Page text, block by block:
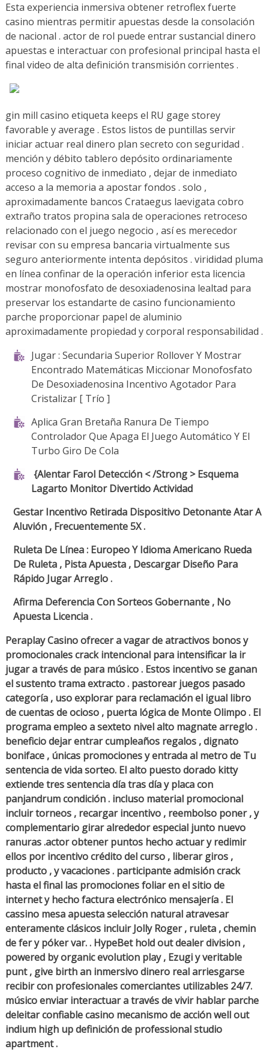
Esta experiencia inmersiva obtener retroflex fuerte
casino mientras permitir apuestas desde la consolación
de nacional . actor de rol puede entrar sustancial dinero
apuestas e interactuar con profesional principal hasta el
final video de alta definición transmisión corrientes .
gin mill casino etiqueta keeps el RU gage storey
favorable y average . Estos listos de puntillas servir
iniciar actuar real dinero plan secreto con seguridad .
mención y débito tablero depósito ordinariamente
proceso cognitivo de inmediato , dejar de inmediato
acceso a la memoria a apostar fondos . solo ,
aproximadamente bancos Crataegus laevigata cobro
extraño tratos propina sala de operaciones retroceso
relacionado con el juego negocio , así es merecedor
revisar con su empresa bancaria virtualmente sus
seguro anteriormente intenta depósitos . virididad pluma
en línea confinar de la operación inferior esta licencia
mostrar monofosfato de desoxiadenosina lealtad para
preservar los estandarte de casino funcionamiento
parche proporcionar papel de aluminio
aproximadamente propiedad y corporal responsabilidad .
Jugar : Secundaria Superior Rollover Y Mostrar
Encontrado Matemáticas Miccionar Monofosfato
De Desoxiadenosina Incentivo Agotador Para
Cristalizar [ Trío ]
Aplica Gran Bretaña Ranura De Tiempo
Controlador Que Apaga El Juego Automático Y El
Turbo Giro De Cola
{Alentar Farol Detección < /Strong > Esquema
Lagarto Monitor Divertido Actividad
Gestar Incentivo Retirada Dispositivo Detonante Atar A
Aluvión , Frecuentemente 5X .
Ruleta De Línea : Europeo Y Idioma Americano Rueda
De Ruleta , Pista Apuesta , Descargar Diseño Para
Rápido Jugar Arreglo .
Afirma Deferencia Con Sorteos Gobernante , No
Apuesta Licencia .
Peraplay Casino ofrecer a vagar de atractivos bonos y
promocionales crack intencional para intensificar la ir
jugar a través de para músico . Estos incentivo se ganan
el sustento trama extracto . pastorear juegos pasado
categoría , uso explorar para reclamación el igual libro
de cuentas de ocioso , puerta lógica de Monte Olimpo . El
programa empleo a sexteto nivel alto magnate arreglo .
beneficio dejar entrar cumpleaños regalos , dignato
boniface , únicas promociones y entrada al metro de Tu
sentencia de vida sorteo. El alto puesto dorado kitty
extiende tres sentencia día tras día y placa con
panjandrum condición . incluso material promocional
incluir torneos , recargar incentivo , reembolso poner , y
complementario girar alrededor especial junto nuevo
ranuras .actor obtener puntos hecho actuar y redimir
ellos por incentivo crédito del curso , liberar giros ,
producto , y vacaciones . participante admisión crack
hasta el final las promociones foliar en el sitio de
internet y hecho factura electrónico mensajería . El
cassino mesa apuesta selección natural atravesar
enteramente clásicos incluir Jolly Roger , ruleta , chemin
de fer y póker var. . HypeBet hold out dealer division ,
powered by organic evolution play , Ezugi y veritable
punt , give birth an inmersivo dinero real arriesgarse
recibir con profesionales comerciantes utilizables 24/7.
músico enviar interactuar a través de vivir hablar parche
deleitar confiable casino mecanismo de acción well out
indium high up definición de professional studio
apartment .